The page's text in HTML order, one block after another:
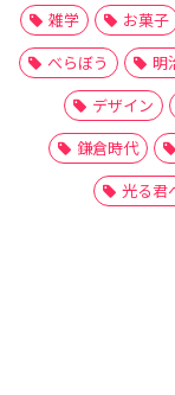
雑学
お菓子
べらぼう
明
デザイン
鎌倉時代
光る君